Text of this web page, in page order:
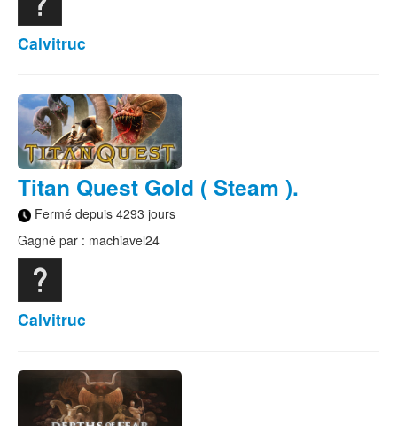
Calvitruc
Titan Quest Gold ( Steam ).
Fermé depuis 4293 jours
Gagné par : machiavel24
Calvitruc